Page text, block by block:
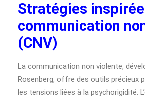
Stratégies
communication
(CNV)
La communication non violente,
Rosenberg, offre des outils précieux
les tensions liées à la psychorigidité.